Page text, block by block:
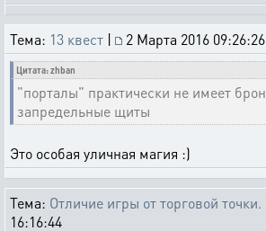
Тема: 13 квест | 2 Марта 2016 09:26:26
Цитата: zhban
"порталы" практически не имеет
запредельные щиты
Это особая уличная магия :)
Тема: Отличие игры от торговой точки.
16:16:44